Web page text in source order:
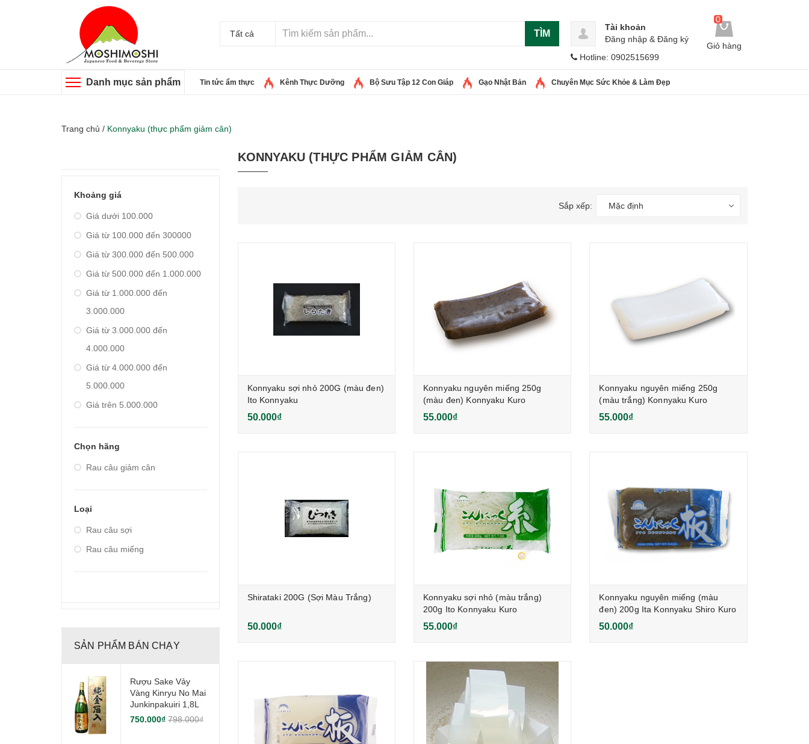
Tất cả TÌM
0
Giỏ hàng
Tài khoản
Đăng nhập & Đăng ký
Hotline: 0902515699
Danh mục sản phẩm Tin tức ẩm thực Kênh Thực Dưỡng Bộ Sưu Tập 12 Con Giáp Gạo Nhật Bản Chuyên Mục Sức Khỏe & Làm Đẹp
Trang chủ / Konnyaku (thực phẩm giảm cân)
Khoảng giá
Giá dưới 100.000
Giá từ 100.000 đến 300000
Giá từ 300.000 đến 500.000
Giá từ 500.000 đến 1.000.000
Giá từ 1.000.000 đến
3.000.000
Giá từ 3.000.000 đến
4.000.000
Giá từ 4.000.000 đến
5.000.000
Giá trên 5.000.000
Chọn hãng
Rau câu giảm cân
Loại
Rau câu sợi
Rau câu miếng
SẢN PHẨM BÁN CHẠY
Rượu Sake Vảy
Vàng Kinryu No Mai
Junkinpakuiri 1,8L
750.000₫ 798.000₫
KONNYAKU (THỰC PHẨM GIẢM CÂN)
Sắp xếp: Mặc định
Konnyaku sợi nhỏ 200G (màu đen)
Ito Konnyaku
50.000₫
Konnyaku nguyên miếng 250g
(màu đen) Konnyaku Kuro
55.000₫
Konnyaku nguyên miếng 250g
(màu trắng) Konnyaku Kuro
55.000₫
Shirataki 200G (Sợi Màu Trắng)
50.000₫
Konnyaku sợi nhỏ (màu trắng)
200g Ito Konnyaku Kuro
55.000₫
Konnyaku nguyên miếng (màu
đen) 200g Ita Konnyaku Shiro Kuro
50.000₫